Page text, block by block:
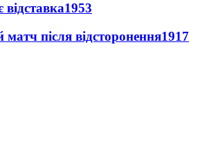
1953
після відсторонення1917